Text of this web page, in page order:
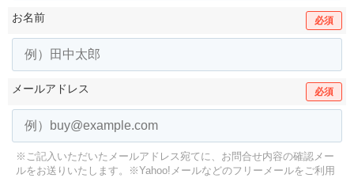
お名前 必須
メールアドレス 必須
※ご記入いただいたメールアドレス宛てに、お問合せ内容の確認メー
ルをお送りいたします。
※Yahoo!メールなどのフリーメールをご利用